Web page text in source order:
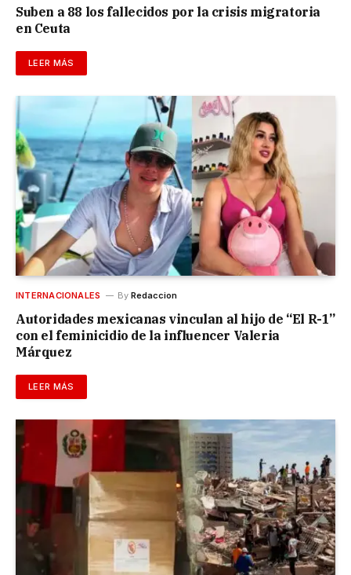
Suben a 88 los fallecidos por la crisis migratoria
en Ceuta
LEER MÁS
INTERNACIONALES By Redaccion
Autoridades mexicanas vinculan al hijo de “El R-1”
con el feminicidio de la influencer Valeria
Márquez
LEER MÁS